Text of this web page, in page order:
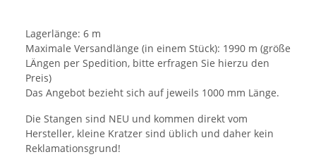
Lagerlänge: 6 m
Maximale Versandlänge (in einem Stück): 1990 m (größe
LÄngen per Spedition, bitte erfragen Sie hierzu den
Preis)
Das Angebot bezieht sich auf jeweils 1000 mm Länge.
Die Stangen sind NEU und kommen direkt vom
Hersteller, kleine Kratzer sind üblich und daher kein
Reklamationsgrund!